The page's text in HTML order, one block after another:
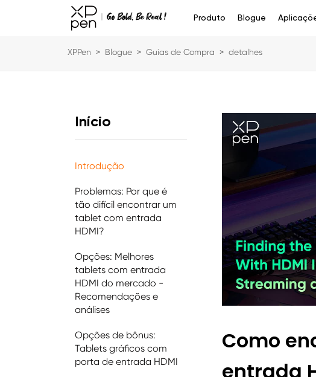
Produto Blogue
XPPen > Blogue > Guias de Compra > detalhes
Início
Introdução
Problemas: Por que é
tão difícil encontrar um
tablet com entrada
HDMI?
Opções: Melhores
tablets com entrada
HDMI do mercado -
Recomendações e
análises
Opções de bônus:
Tablets gráficos com
porta de entrada HDMI
Como
entrada